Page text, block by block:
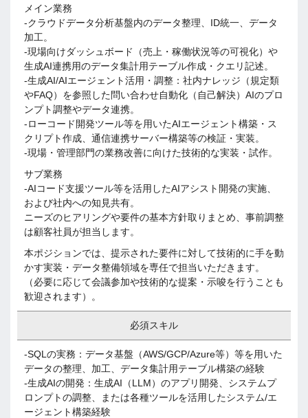
メイン業務
-クラウドデータ分析基盤内のデータ整理、ID統一、データ
加工。
-現場向けダッシュボード（売上・稼働状況等の可視化）や
生成AI連携用のデータ集計用テーブル作成・クエリ記述。
-生成AI/AIエージェント活用・調整：社内ナレッジ（規定類
やFAQ）を参照した問い合わせ自動化（自己解決）AIのプロ
ンプト調整やデータ連携。
-ローコード開発ツール等を用いたAIエージェント構築・ス
クリプト作成、通信連携サーバー構築等の検証・実装。
-現場・管理部門の業務改善に向けた技術的な実装・試作。
サブ業務
-AIコード支援ツール等を活用したAIアシスト開発の実施、
および社内への知見共有。
ニーズのヒアリングや要件の基本方針取りまとめ、事前調整
は顧客社員が担当します。
本ポジションでは、提示された要件に対して技術的に手を動
かす実装・データ整備領域を専任で担当いただきます。
（必要に応じて会議参加や技術的な提案・示唆を行うことも
歓迎されます）。
必須スキル
-SQLの実務：データ基盤（AWS/GCP/Azure等）等を用いた
データの整理、加工、データ集計用テーブル構築の経験
-生成AIの開発：生成AI（LLM）のアプリ開発、システムプ
ロンプトの調整、または各種ツールを活用したシステム/エ
ージェント構築経験